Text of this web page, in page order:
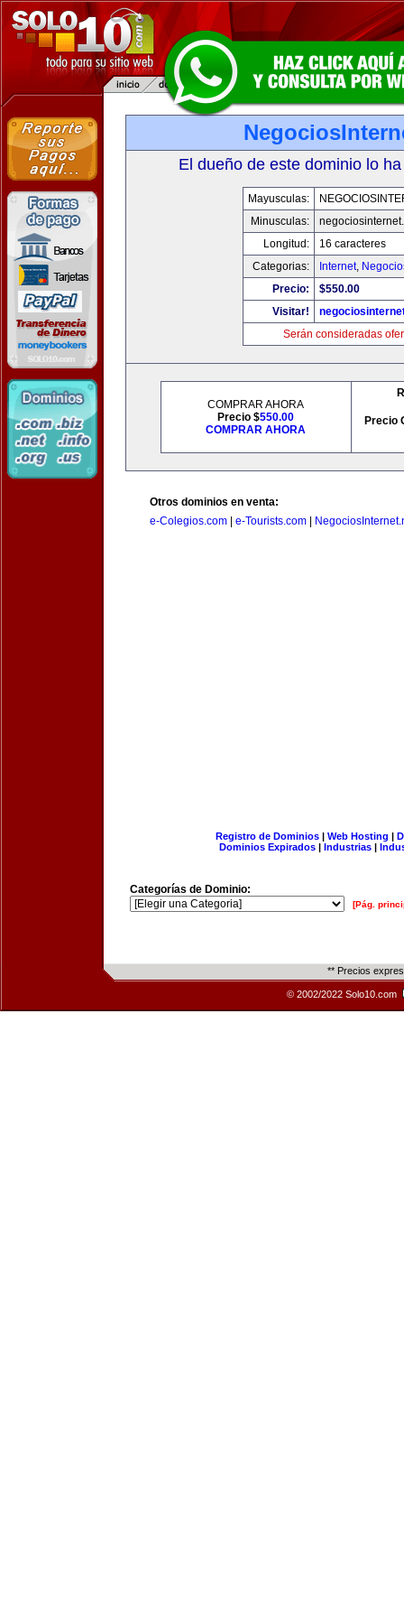
El dueño de este dominio lo
Mayusculas:
Minusculas:
Longitud:
16 caracteres
Categorias:
Internet,
Precio:
$550.00
Visitar!
Serán consideradas
COMPRAR AHORA
Precio $550.00
COMPRAR AHORA
Precio
Otros dominios en venta:
e-Colegios.com
e-Tourists.com
Registro de Dominios| Web Hosting |
Dominios Expirados | Industrias |
Categorías de Dominio:
[Pág.
** Precios
© 2002/2022 Solo10.com